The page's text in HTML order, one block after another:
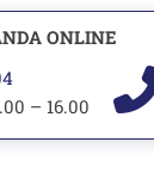
ONLINE
– 16.00